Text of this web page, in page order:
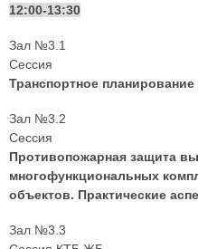
12:00-13:30
Зал №3.1
Сессия
Транспортное планирование
Зал №3.2
Сессия
Противопожарная защита
многофункциональных
объектов. Практические
Зал №3.3